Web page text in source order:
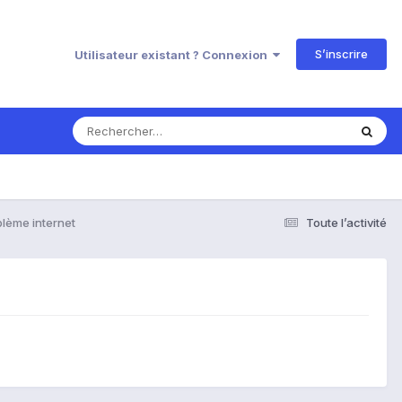
Utilisateur existant ? Connexion S’inscrire
Toute l’activité
internet